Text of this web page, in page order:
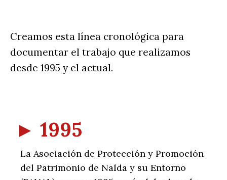
Creamos esta línea cronológica para
documentar el trabajo que realizamos
desde 1995 y el actual.
► 1995
La Asociación de Protección y Promoción
del Patrimonio de Nalda y su Entorno